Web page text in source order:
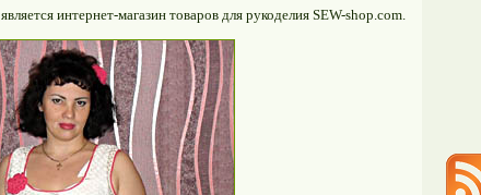
является интернет-магазин товаров для рукоделия SEW-shop.com.